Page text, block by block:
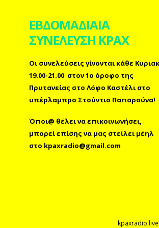
ΕΒΔΟΜΑΔΙΑΙΑ
ΣΥΝΕΛΕΥΣΗ ΚΡΑΧ
Οι συνελεύσεις γίνονται κάθε
19.00-21.00 στον 1ο όροφο της
Πρυτανείας στο Λόφο Καστέλι στο
υπέρλαμπρο Στούντιο Παπαρούνα!
Όποι@ θέλει να επικοινωνήσει,
μπορεί επίσης να μας στείλει μέηλ
στο kpaxradio@gmail.com